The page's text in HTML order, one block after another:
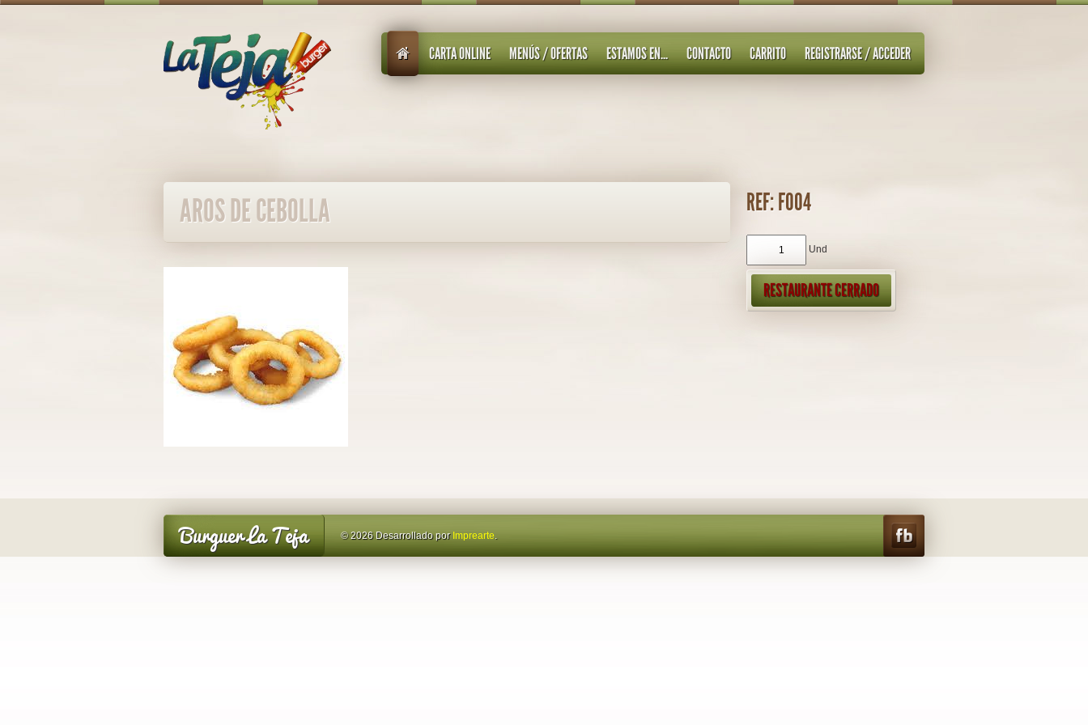
CARTA ONLINE MENÚS / OFERTAS ESTAMOS EN... CONTACTO CARRITO REGISTRARSE / ACCEDER
AROS DE CEBOLLA REF: F004
Und
RESTAURANTE CERRADO
Burguer La Teja © 2026 Desarrollado por Imprearte.